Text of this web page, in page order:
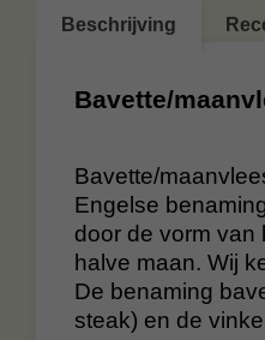
Beschrijving
Bavette/
Bavette/
Engelse
door de vorm van
halve maan. Wij
De benaming
steak) en de